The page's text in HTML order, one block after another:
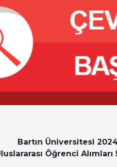
Bartın Üniversitesi
Öğrenci